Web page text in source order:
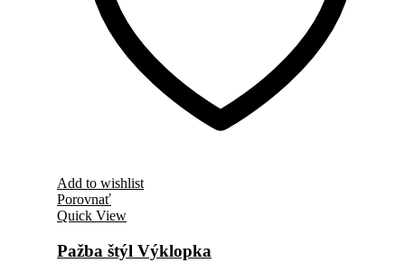
Add to wishlist
Porovnať
Quick View
Pažba štýl Výklopka